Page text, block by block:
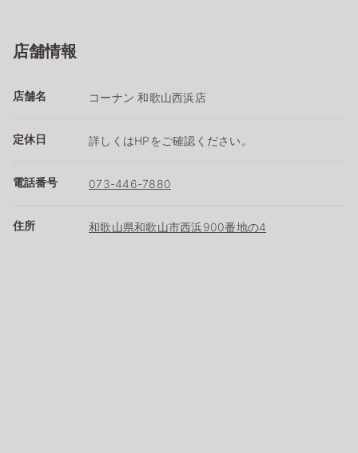
店舗情報
店舗名 コーナン 和歌山西浜店
定休日 詳しくはHPをご確認ください。
電話番号 073-446-7880
住所 和歌山県和歌山市西浜900番地の4